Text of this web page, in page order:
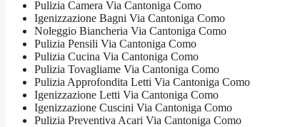
Pulizia Camera Via Cantoniga Como
Igenizzazione Bagni Via Cantoniga Como
Noleggio Biancheria Via Cantoniga Como
Pulizia Pensili Via Cantoniga Como
Pulizia Cucina Via Cantoniga Como
Pulizia Tovagliame Via Cantoniga Como
Pulizia Approfondita Letti Via Cantoniga Como
Igenizzazione Letti Via Cantoniga Como
Igenizzazione Cuscini Via Cantoniga Como
Pulizia Preventiva Acari Via Cantoniga Como